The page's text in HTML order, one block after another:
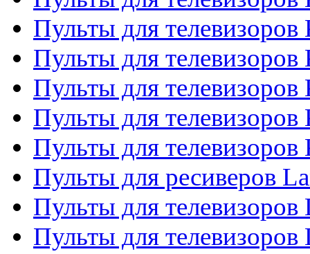
Пульты для телевизоров
Пульты для телевизоров
Пульты для телевизоров
Пульты для
Пульты для
Пульты для ресиверов
Пульты для телевизоров
Пульты для телевизоров